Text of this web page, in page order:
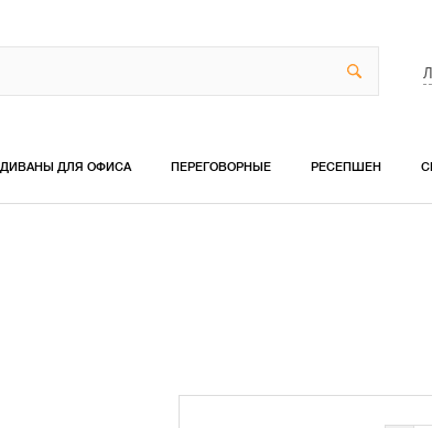
ДИВАНЫ ДЛЯ ОФИСА ПЕРЕГОВОРНЫЕ РЕСЕПШЕН